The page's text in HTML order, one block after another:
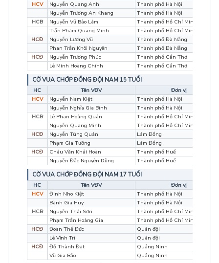
HCV
Nguyễn Quang Anh
Thành phố Hà Nội
Nguyễn Trường An Khang
Thành phố Hà Nội
HCB
Nguyễn Vũ Bảo Lâm
Thành phố Hồ Chí Minh
Trần Phạm Quang Minh
Thành phố Hồ Chí Minh
HCĐ
Nguyễn Lương Vũ
Thành phố Đà Nẵng
Phan Trần Khôi Nguyên
Thành phố Đà Nẵng
HCĐ
Nguyễn Trường Phúc
Thành phố Cần Thơ
Lê Minh Hoàng Chính
Thành phố Cần Thơ
CỜ VUA CHỚP ĐỒNG ĐỘI NAM 15 TUỔI
HC Tên VĐV
Đơn vị
HCV
Nguyễn Nam Kiệt
Thành phố Hà Nội
Nguyễn Nghĩa Gia Bình
Thành phố Hà Nội
HCB
Lê Phan Hoàng Quân
Thành phố Hồ Chí Minh
Nguyễn Quang Minh
Thành phố Hồ Chí Minh
HCĐ
Nguyễn Tùng Quân
Lâm Đồng
Phạm Gia Tường
Lâm Đồng
HCĐ
Châu Văn Khải Hoàn
Thành phố Huế
Nguyễn Đắc Nguyên Dũng
Thành phố Huế
CỜ VUA CHỚP ĐỒNG ĐỘI NAM 17 TUỔI
HC Tên VĐV
Đơn vị
HCV
Đinh Nho Kiệt
Thành phố Hà Nội
Bành Gia Huy
Thành phố Hà Nội
HCB
Nguyễn Thái Sơn
Thành phố Hồ Chí Minh
Phạm Trần Hoàng Gia
Thành phố Hồ Chí Minh
HCĐ
Đoàn Thế Đức
Quân đội
Lê Vĩnh Trí
Quân đội
HCĐ
Đỗ Thành Đạt
Quảng Ninh
Vũ Gia Bảo
Quảng Ninh